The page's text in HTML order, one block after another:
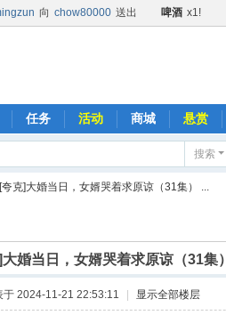
向 chow80000 送出 啤酒 x1!
时光机 送出 x1!
向 猪猪 送出 精品鼓励金+1 x2!
向 普凡 送出 肥宅快乐水 x1!
机 向 普凡 送出 火箭 x1!
向 lishya588 送出 啤酒 x1!
机 chow80000
向 明镜不止水 送出 黄瓜 x1!
任务 活动 商城 悬赏
搜索
[夸克]大婚当日，女婿哭着求原谅（31集） ...
大婚当日，女婿哭着求原谅（31集）
于 2024-11-21 22:53:11 显示全部楼层